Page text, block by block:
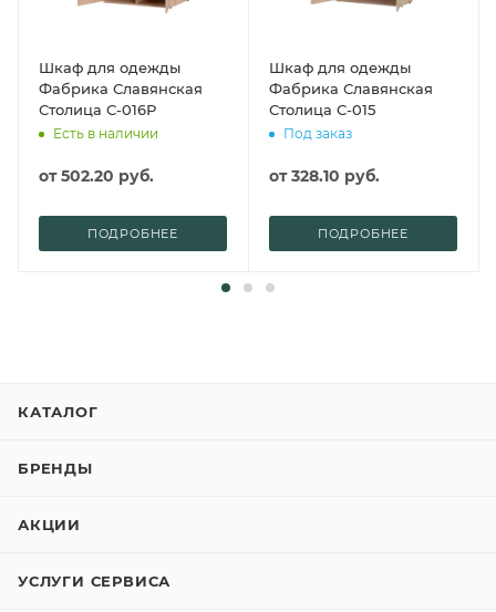
Шкаф для одежды
Фабрика Славянская
Столица С-016Р
Есть в наличии
от502.20 руб.
ПОДРОБНЕЕ
Шкаф для одежды
Фабрика Славянская
Столица С-015
Под заказ
от328.10 руб.
ПОДРОБНЕЕ
КАТАЛОГ
БРЕНДЫ
АКЦИИ
УСЛУГИ СЕРВИСА